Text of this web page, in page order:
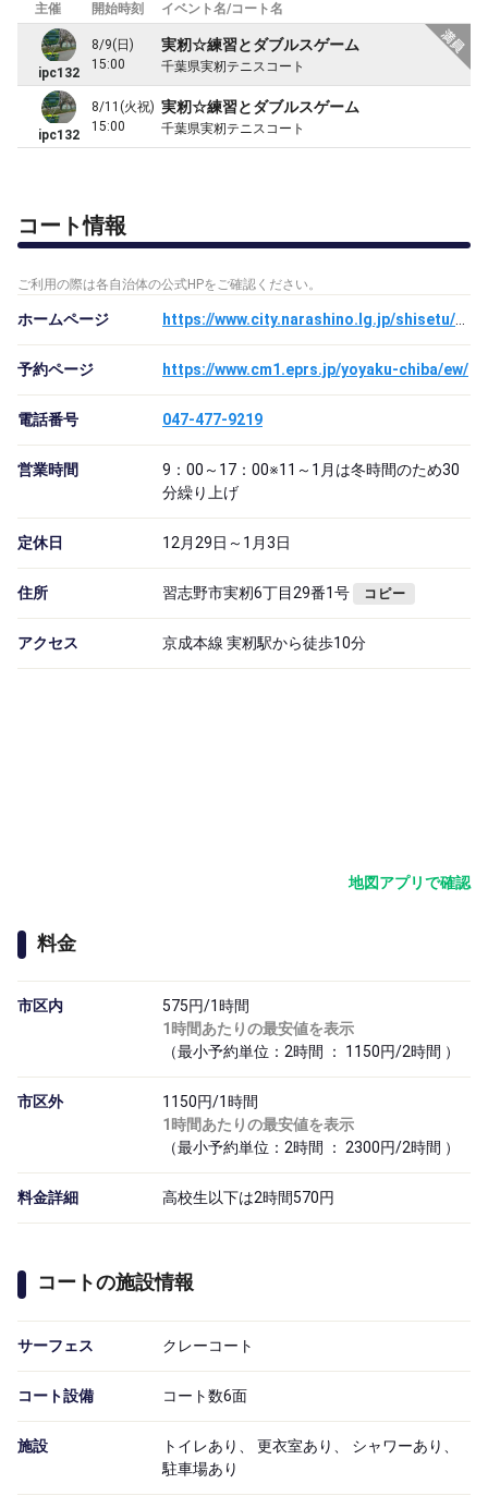
主催 開始時刻 イベント名/コート名
ipc132
8/9(日)
15:00
実籾☆練習とダブルスゲーム
千葉県実籾テニスコート
ipc132
8/11(火祝)
15:00
実籾☆練習とダブルスゲーム
千葉県実籾テニスコート
コート情報
ご利用の際は各自治体の公式HPをご確認ください。
ホームページ
予約ページ https://www.cm1.eprs.jp/yoyaku-chiba/ew/
電話番号 047-477-9219
営業時間
9：00～17：00※11～1月は冬時間のため30
分繰り上げ
定休日 12月29日～1月3日
住所 習志野市実籾6丁目29番1号 コピー
アクセス 京成本線 実籾駅から徒歩10分
地図アプリで確認
料金
市区内
575円/1時間
1時間あたりの最安値を表示
（最小予約単位：2時間 ： 1150円/2時間 ）
市区外
1150円/1時間
1時間あたりの最安値を表示
（最小予約単位：2時間 ： 2300円/2時間 ）
料金詳細 高校生以下は2時間570円
コートの施設情報
サーフェス クレーコート
コート設備 コート数6面
施設
トイレあり、 更衣室あり、 シャワーあり、
駐車場あり